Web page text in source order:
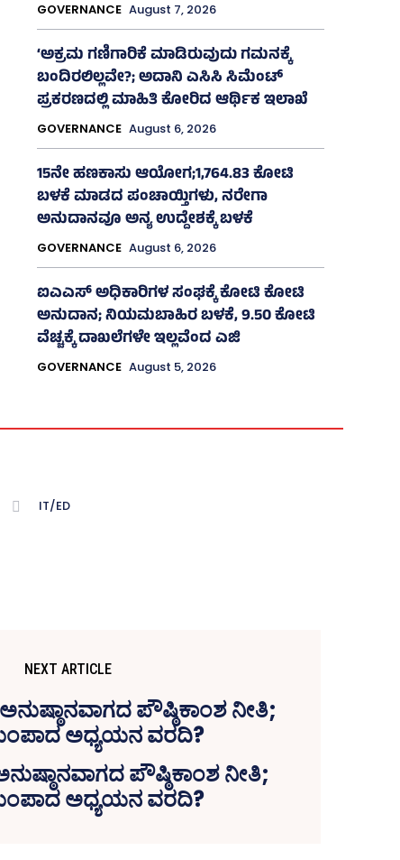
GOVERNANCE August 7, 2026
‘ಅಕ್ರಮ ಗಣಿಗಾರಿಕೆ ಮಾಡಿರುವುದು ಗಮನಕ್ಕೆ
ಬಂದಿರಲಿಲ್ಲವೇ?; ಅದಾನಿ ಎಸಿಸಿ ಸಿಮೆಂಟ್
ಪ್ರಕರಣದಲ್ಲಿ ಮಾಹಿತಿ ಕೋರಿದ ಆರ್ಥಿಕ ಇಲಾಖೆ
GOVERNANCE August 6, 2026
15ನೇ ಹಣಕಾಸು ಆಯೋಗ;1,764.83 ಕೋಟಿ
ಬಳಕೆ ಮಾಡದ ಪಂಚಾಯ್ತಿಗಳು, ನರೇಗಾ
ಅನುದಾನವೂ ಅನ್ಯ ಉದ್ದೇಶಕ್ಕೆ ಬಳಕೆ
GOVERNANCE August 6, 2026
ಐಎಎಸ್‌ ಅಧಿಕಾರಿಗಳ ಸಂಘಕ್ಕೆ ಕೋಟಿ ಕೋಟಿ
ಅನುದಾನ; ನಿಯಮಬಾಹಿರ ಬಳಕೆ, 9.50 ಕೋಟಿ
ವೆಚ್ಚಕ್ಕೆ ದಾಖಲೆಗಳೇ ಇಲ್ಲವೆಂದ ಎಜಿ
GOVERNANCE August 5, 2026
IT/ED
NEXT ARTICLE
ಪೌಷ್ಠಿಕಾಂಶ ನೀತಿ;
ಅಧ್ಯಯನ ವರದಿ?